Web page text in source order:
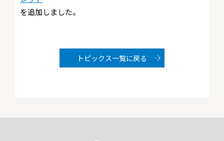
を追加しました。
トピックス一覧に戻る